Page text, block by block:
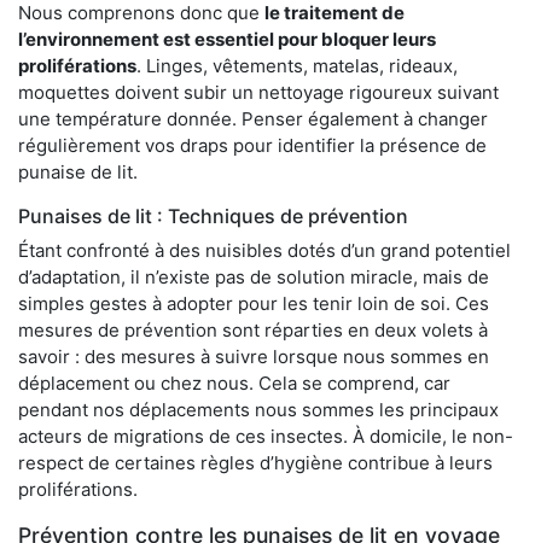
Nous comprenons donc que le traitement de
l’environnement est essentiel pour bloquer leurs
proliférations. Linges, vêtements, matelas, rideaux,
moquettes doivent subir un nettoyage rigoureux suivant
une température donnée. Penser également à changer
régulièrement vos draps pour identifier la présence de
punaise de lit.
Punaises de lit : Techniques de prévention
Étant confronté à des nuisibles dotés d’un grand potentiel
d’adaptation, il n’existe pas de solution miracle, mais de
simples gestes à adopter pour les tenir loin de soi. Ces
mesures de prévention sont réparties en deux volets à
savoir : des mesures à suivre lorsque nous sommes en
déplacement ou chez nous. Cela se comprend, car
pendant nos déplacements nous sommes les principaux
acteurs de migrations de ces insectes. À domicile, le non-
respect de certaines règles d’hygiène contribue à leurs
proliférations.
Prévention contre les punaises de lit en voyage